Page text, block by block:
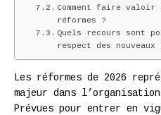
Comment faire
réformes ?
Quels recours sont
respect des
Les réformes de 2026
majeur dans
Prévues pour entrer en